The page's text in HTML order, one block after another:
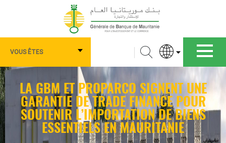
Navigation
principale
VOUS ÊTES
Vous
êtes
Rechercher
LA GBM ET PROPARCO SIGNENT UNE
GARANTIE DE TRADE FINANCE POUR
SOUTENIR L’IMPORTATION DE BIENS
ESSENTIELS EN MAURITANIE